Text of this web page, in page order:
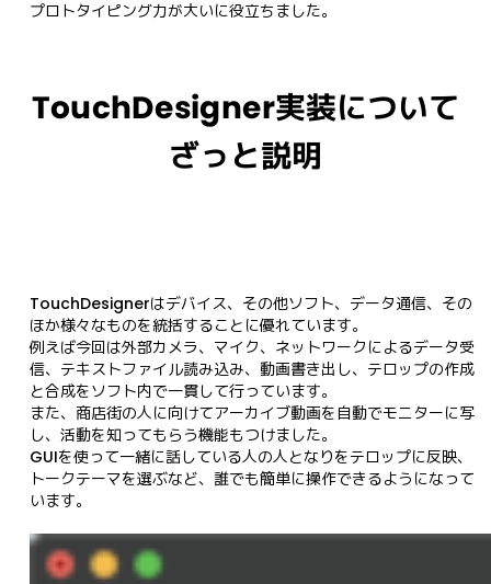
プロトタイピング力が大いに役立ちました。
TouchDesigner実装について
ざっと説明
TouchDesignerはデバイス、その他ソフト、データ通信、その
ほか様々なものを統括することに優れています。
例えば今回は外部カメラ、マイク、ネットワークによるデータ受
信、テキストファイル読み込み、動画書き出し、テロップの作成
と合成をソフト内で一貫して行っています。
また、商店街の人に向けてアーカイブ動画を自動でモニターに写
し、活動を知ってもらう機能もつけました。
GUIを使って一緒に話している人の人となりをテロップに反映、
トークテーマを選ぶなど、誰でも簡単に操作できるようになって
います。